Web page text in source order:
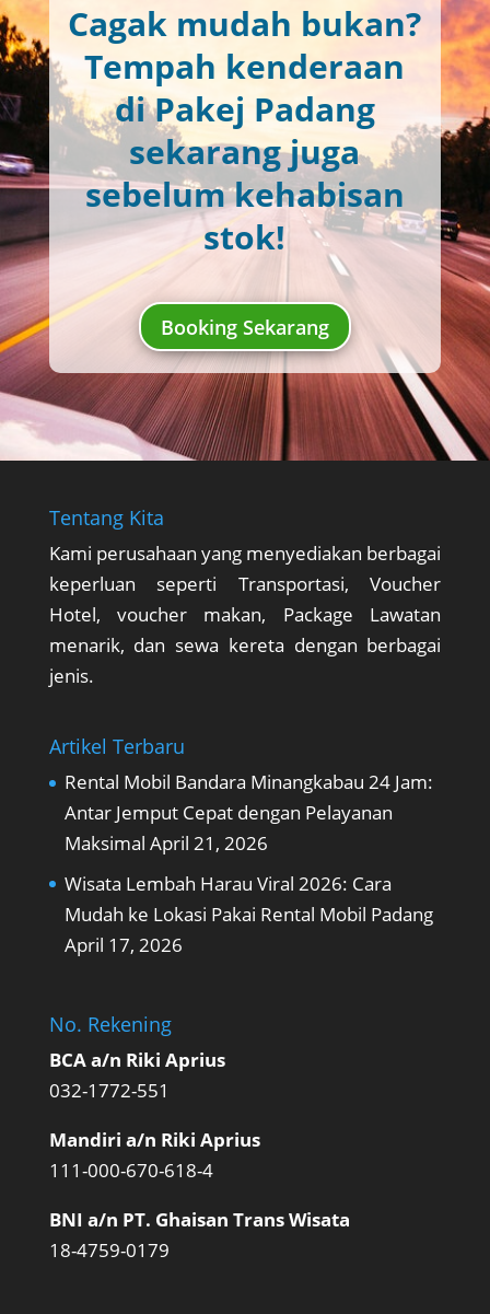
Cagak mudah bukan?
Tempah kenderaan
di Pakej Padang
sekarang juga
sebelum kehabisan
stok!
Booking Sekarang
Tentang Kita
Kami perusahaan yang menyediakan berbagai
keperluan seperti Transportasi, Voucher
Hotel, voucher makan, Package Lawatan
menarik, dan sewa kereta dengan berbagai
jenis.
Artikel Terbaru
Rental Mobil Bandara Minangkabau 24 Jam:
Antar Jemput Cepat dengan Pelayanan
Maksimal April 21, 2026
Wisata Lembah Harau Viral 2026: Cara
Mudah ke Lokasi Pakai Rental Mobil Padang
April 17, 2026
No. Rekening
BCA a/n Riki Aprius
032-1772-551
Mandiri a/n Riki Aprius
111-000-670-618-4
BNI a/n PT. Ghaisan Trans Wisata
18-4759-0179